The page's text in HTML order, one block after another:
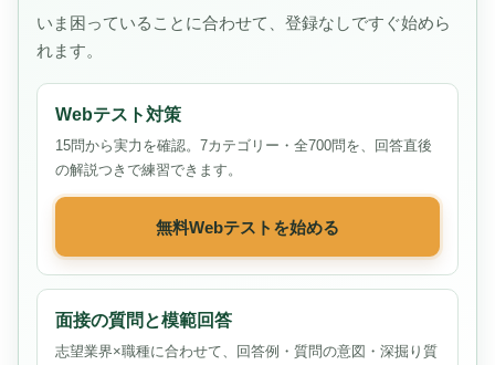
いま困っていることに合わせて、登録なしですぐ始めら
れます。
Webテスト対策
15問から実力を確認。7カテゴリー・全700問を、回答直後
の解説つきで練習できます。
無料Webテストを始める
面接の質問と模範回答
志望業界×職種に合わせて、回答例・質問の意図・深掘り質